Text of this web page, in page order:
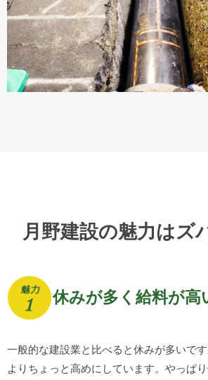
月野建設の魅力はズ
休みが多く給料が高
一般的な建設業と比べると休みが多いで
よりちょっと高めにしています。やっぱ